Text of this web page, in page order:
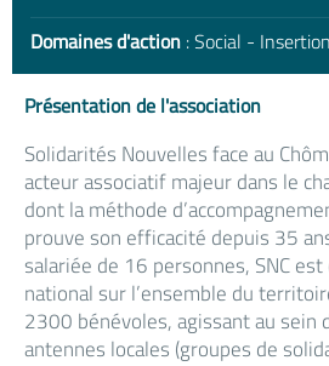
Domaines d'action : Social -
Présentation de l'association
Solidarités Nouvelles face au
acteur associatif majeur dans le
dont la méthode
prouve son efficacité depuis 35
salariée de 16 personnes, SNC
national sur l’ensemble du
2300 bénévoles, agissant au sein
antennes locales (groupes de